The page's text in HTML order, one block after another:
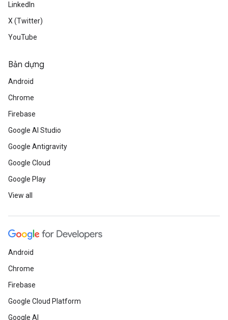
LinkedIn
X (Twitter)
YouTube
Bản dựng
Android
Chrome
Firebase
Google AI Studio
Google Antigravity
Google Cloud
Google Play
View all
Android
Chrome
Firebase
Google Cloud Platform
Google AI